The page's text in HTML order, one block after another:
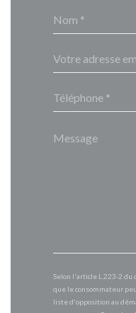
Selon l'article L.223-2 du
que le consommateur
liste d'opposition au